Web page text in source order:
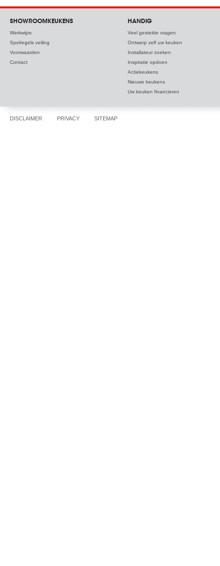
SHOWROOMKEUKENS
Werkwijze
Spelregels veiling
Voorwaarden
Contact
HANDIG
Veel gestelde vragen
Ontwerp zelf uw keuken
Installateur zoeken
Inspiratie opdoen
Actiekeukens
Nieuwe keukens
Uw keuken financieren
DISCLAIMER PRIVACY SITEMAP